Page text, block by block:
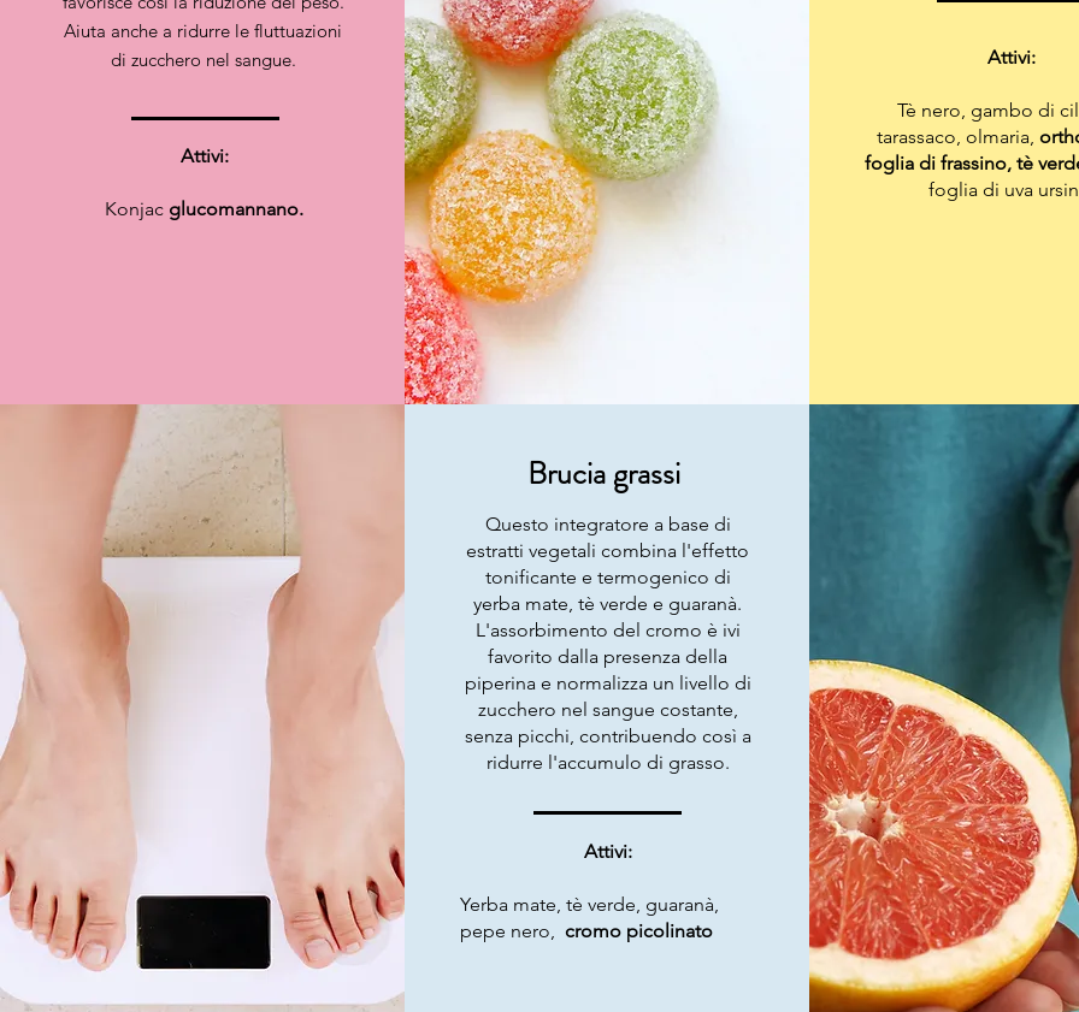
Aiuta anche a ridurre le fluttuazioni
di zucchero nel sangue.
Attivi:
Konjac glucomannano.
Attivi:
Tè nero, gambo di
tarassaco, olmaria,
foglia di frassino, tè
foglia di uva
Brucia grassi
Questo integratore a base di
estratti vegetali combina l'effetto
tonificante e termogenico di
yerba mate, tè verde e guaranà.
L'assorbimento del cromo è ivi
favorito dalla presenza della
piperina e normalizza un livello di
zucchero nel sangue costante,
senza picchi, contribuendo così a
ridurre l'accumulo di grasso.
Attivi:
Yerba mate, tè verde, guaranà,
pepe nero, cromo picolinato